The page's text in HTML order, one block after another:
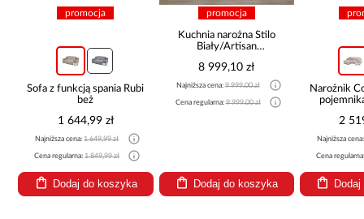
promocja
Sofa z funkcją spania Rubi
beż
1 644,99 zł
Najniższa cena:1 649,99 zł
Cena regularna:1 849,99 zł
Dodaj do koszyka
promocja
Kuchnia narożna Stilo
Biały/Artisan
8 999,10 zł
Najniższa cena:9 999,00 zł
Cena regularna:9 999,00 zł
Dodaj do koszyka
Narożnik
2
Najniższa
Cena